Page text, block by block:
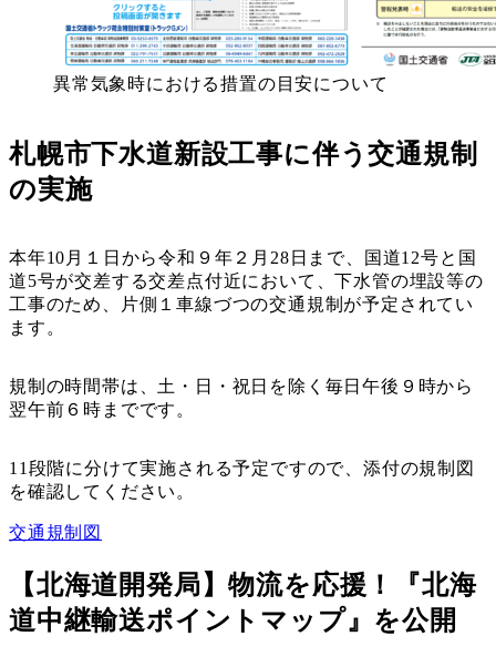
異常気象時における措置の目安について
札幌市下水道新設工事に伴う交通規制
の実施
本年10月１日から令和９年２月28日まで、国道12号と国
道5号が交差する交差点付近において、下水管の埋設等の
工事のため、片側１車線づつの交通規制が予定されてい
ます。
規制の時間帯は、土・日・祝日を除く毎日午後９時から
翌午前６時までです。
11段階に分けて実施される予定ですので、添付の規制図
を確認してください。
交通規制図
【北海道開発局】物流を応援！『北海
道中継輸送ポイントマップ』を公開